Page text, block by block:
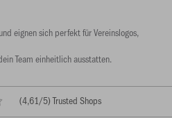
eignen sich perfekt für Vereinslogos,
Team einheitlich ausstatten.
(4,61/5) Trusted Shops